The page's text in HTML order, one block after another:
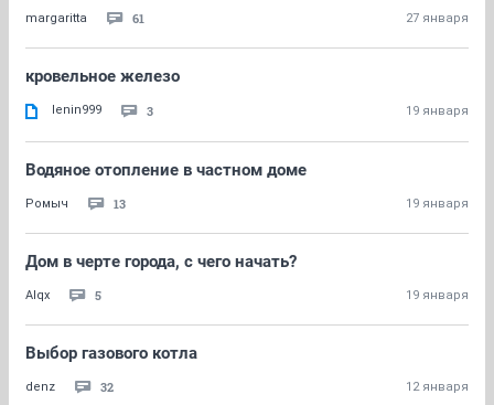
margaritta 61 27 января
кровельное железо
lenin999 3 19 января
Водяное отопление в частном доме
Ромыч 13 19 января
Дом в черте города, с чего начать?
Alqx 5 19 января
Выбор газового котла
denz 32 12 января